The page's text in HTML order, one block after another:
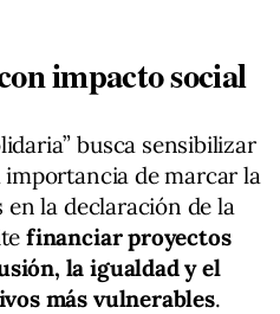
impacto social
busca sensibilizar
de marcar la
en la declaración de la
financiar proyectos
la igualdad y el
más vulnerables.